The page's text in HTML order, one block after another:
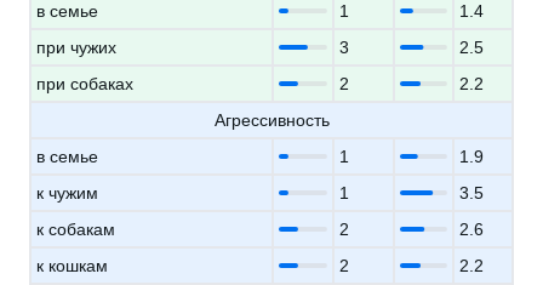
в семье
1
1.4
при чужих
3
2.5
при собаках
2
2.2
Агрессивность
в семье
1
1.9
к чужим
1
3.5
к собакам
2
2.6
к кошкам
2
2.2